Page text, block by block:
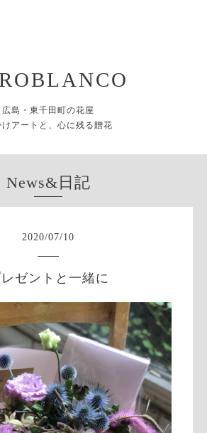
広島・東千田町の花屋
けアートと、心に残る贈花
News&日記
2020/07/10
ゼントと一緒に